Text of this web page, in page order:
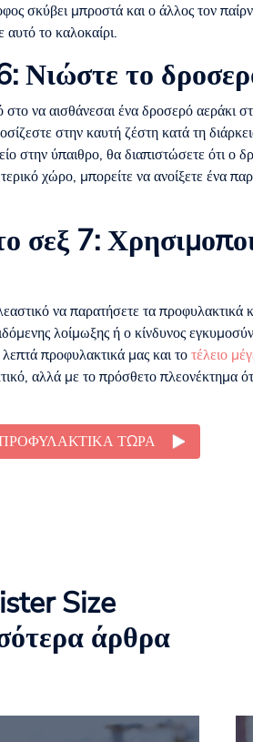
σκύβει μπροστά και ο άλλος τον
αυτό το καλοκαίρι.
Νιώστε το
να αισθάνεσαι ένα δροσερό αεράκι
στην καυτή ζέστη κατά τη
στην ύπαιθρο, θα διαπιστώσετε ότι ο
χώρο, μπορείτε να ανοίξετε ένα
σεξ 7:
να παρατήσετε τα προφυλακτικά
λοίμωξης ή ο κίνδυνος
προφυλακτικά μας και τοτέλειο
αλλά με το πρόσθετο πλεονέκτημα
ΤΏΡΑ
Size
άρθρα